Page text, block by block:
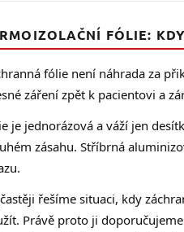
FÓLIE:
fólie není náhrada za
záření zpět k pacientovi a
je jednorázová a váží jen
zásahu. Stříbrná
řešíme situaci, kdy
Právě proto ji